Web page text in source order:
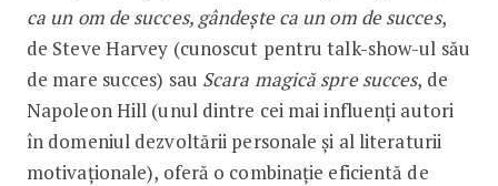
ca un om de succes, gândește ca un om de succes,
de Steve Harvey (cunoscut pentru talk-show-ul său
de mare succes) sau Scara magică spre succes, de
Napoleon Hill (unul dintre cei mai influenți autori
în domeniul dezvoltării personale și al literaturii
motivaționale), oferă o combinație eficientă de